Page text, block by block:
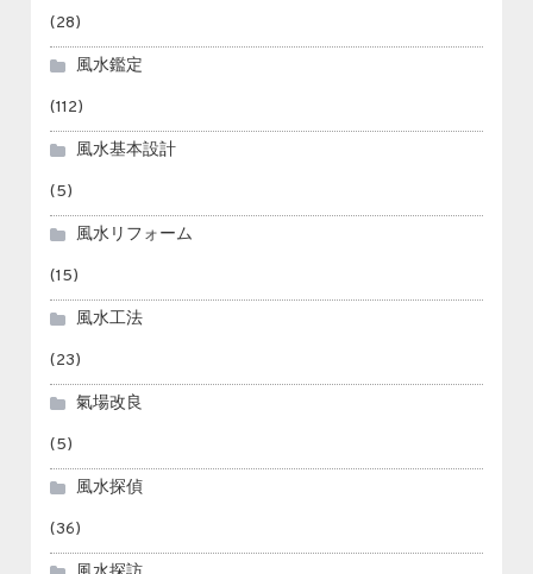
(28)
風水鑑定
(112)
風水基本設計
(5)
風水リフォーム
(15)
風水工法
(23)
氣場改良
(5)
風水探偵
(36)